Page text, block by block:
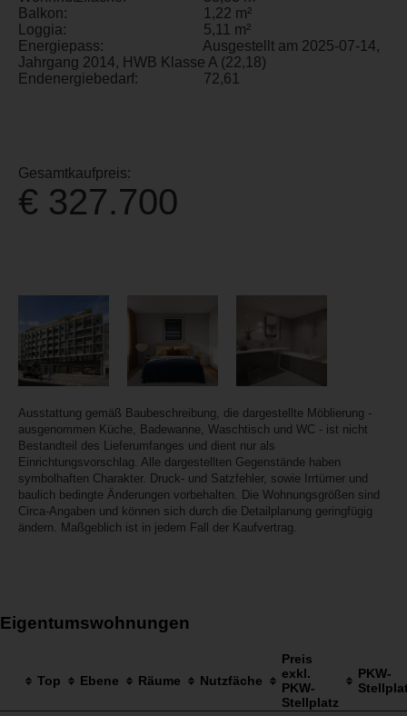
Balkon:
1,22 m²
Loggia:
5,11 m²
Energiepass:
Ausgestellt am 2025-07-14,
Jahrgang 2014, HWB Klasse A (22,18)
Endenergiebedarf:
72,61
Gesamtkaufpreis:
€ 327.700
Ausstattung gemäß Baubeschreibung, die dargestellte Möblierung -
ausgenommen Küche, Badewanne, Waschtisch und WC - ist nicht
Bestandteil des Lieferumfanges und dient nur als
Einrichtungsvorschlag. Alle dargestellten Gegenstände haben
symbolhaften Charakter. Druck- und Satzfehler, sowie Irrtümer und
baulich bedingte Änderungen vorbehalten. Die Wohnungsgrößen sind
Circa-Angaben und können sich durch die Detailplanung geringfügig
ändern. Maßgeblich ist in jedem Fall der Kaufvertrag.
Eigentumswohnungen
Top Ebene Räume Nutzfäche
Preis
exkl.
PKW-
Stellplatz
PKW-